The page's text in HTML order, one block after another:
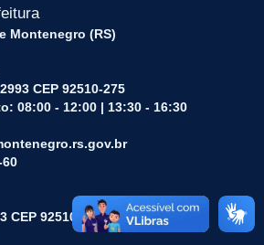
Montenegro (RS)
CEP 92510-275
08:00 - 12:00 | 13:30 - 16:30
60
CEP 92510-045